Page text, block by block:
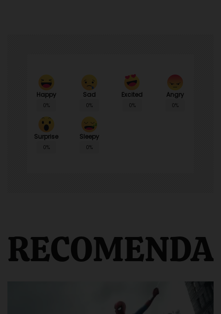
Happy
0%
Sad
0%
Excited
0%
Angry
0%
Surprise
0%
Sleepy
0%